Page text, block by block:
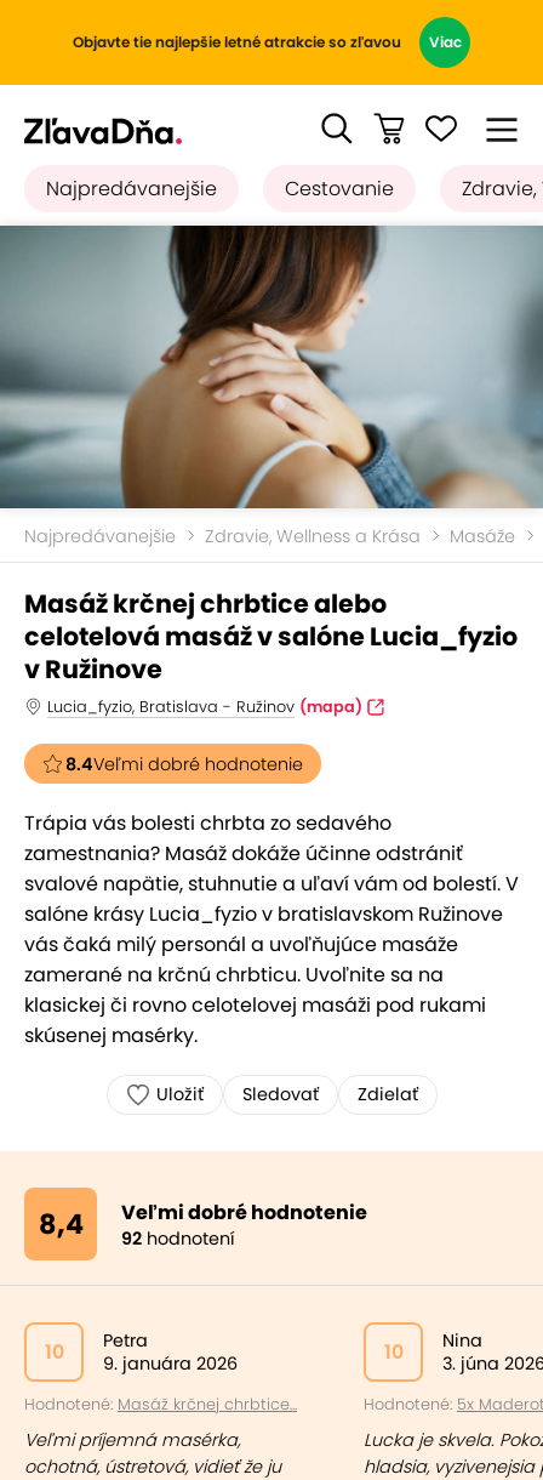
Objavte tie najlepšie letné atrakcie so zľavou Viac
Najpredávanejšie Cestovanie Zdravie,
Najpredávanejšie Zdravie, Wellness a Krása Masáže
Masáž krčnej chrbtice alebo
celotelová masáž v salóne Lucia_fyzio
v Ružinove
Lucia_fyzio, Bratislava - Ružinov (mapa)
8.4Veľmi dobré hodnotenie
Trápia vás bolesti chrbta zo sedavého
zamestnania? Masáž dokáže účinne odstrániť
svalové napätie, stuhnutie a uľaví vám od bolestí. V
salóne krásy Lucia_fyzio v bratislavskom Ružinove
vás čaká milý personál a uvoľňujúce masáže
zamerané na krčnú chrbticu. Uvoľnite sa na
klasickej či rovno celotelovej masáži pod rukami
skúsenej masérky.
Uložiť Sledovať Zdielať
8,4 Veľmi dobré hodnotenie
92 hodnotení
10
Petra
9. januára 2026
Hodnotené: Masáž krčnej chrbtice...
Veľmi príjemná masérka,
ochotná, ústretová, vidieť že ju
10
Nina
3. júna
Hodnotené: 5x
Lucka je skvela.
hladsia,